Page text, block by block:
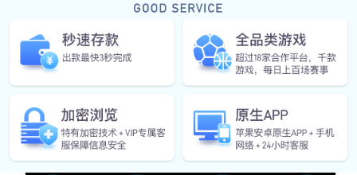
电性能开发验证